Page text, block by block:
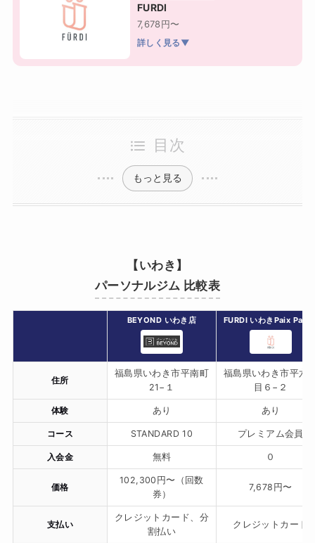
FURDI
7,678円〜
詳しく見る▼
目次
もっと見る
【いわき】
パーソナルジム 比較表
BEYOND いわき店 FURDI いわきPaix Paix
住所
福島県いわき市平南町
21−１
福島県いわき市平六
目６−２
体験 あり あり
コース STANDARD 10 プレミアム会員
入会金 無料 ０
価格
102,300円〜（回数
券）
7,678円〜
支払い
クレジットカード、分
割払い
クレジットカード